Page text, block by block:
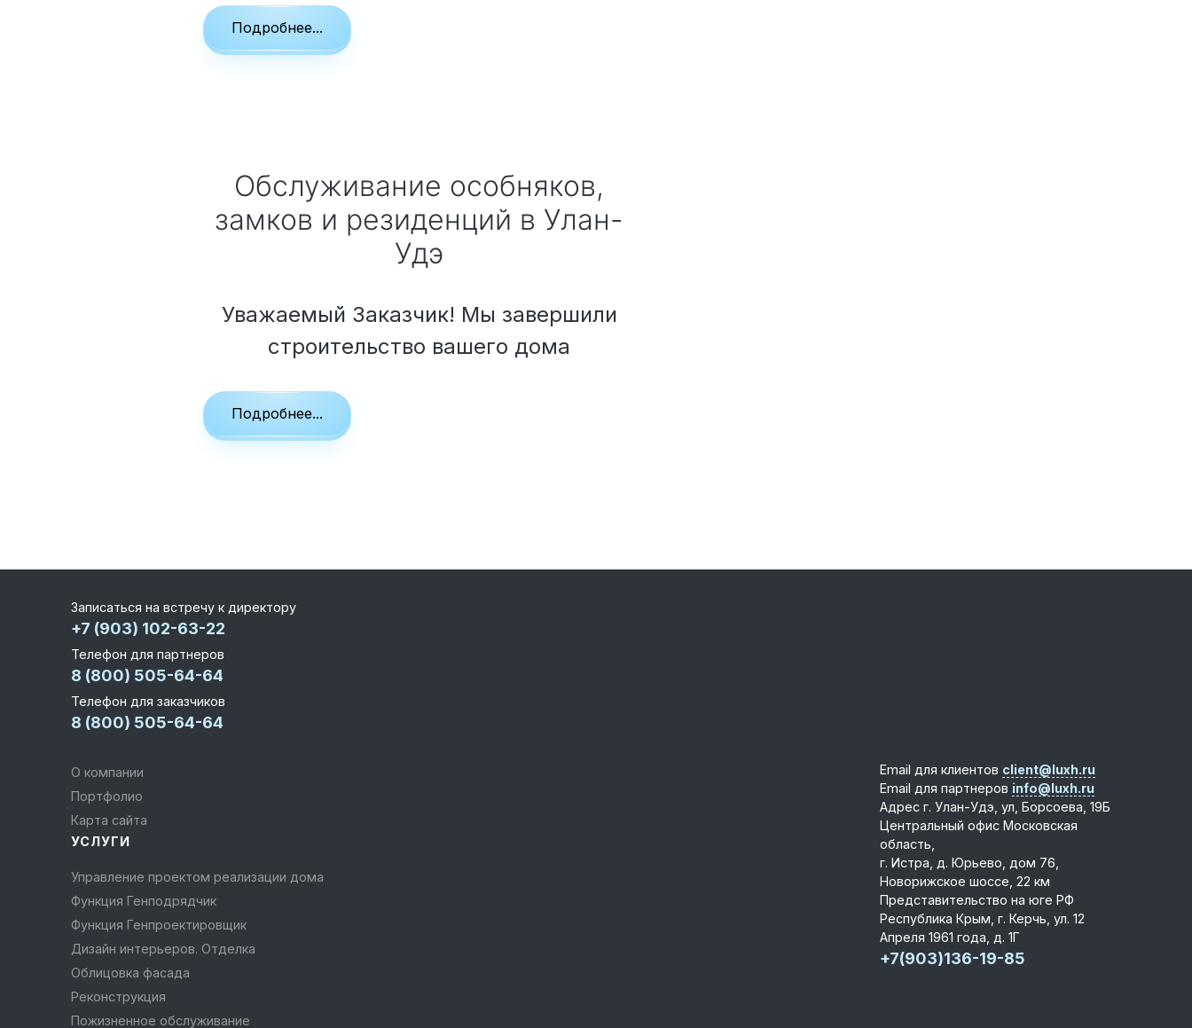
Подробнее...
Обслуживание особняков,
замков и резиденций в Улан-
Удэ
Уважаемый Заказчик! Мы завершили
строительство вашего дома
Подробнее...
Записаться на встречу к директору
+7 (903) 102-63-22
Телефон для партнеров
8 (800) 505-64-64
Телефон для заказчиков
8 (800) 505-64-64
О компании
Портфолио
Карта сайта
УСЛУГИ
Управление проектом реализации дома
Функция Генподрядчик
Функция Генпроектировщик
Дизайн интерьеров. Отделка
Облицовка фасада
Реконструкция
Пожизненное обслуживание
Email для клиентов client@luxh.ru
Email для партнеров info@luxh.ru
Адрес г. Улан-Удэ ул, Борсоева, 19Б
Центральный офис Московская
область,
г. Истра, д. Юрьево, дом 76,
Новорижское шоссе, 22 км
Представительство на юге РФ
Республика Крым, г. Керчь, ул. 12
Апреля 1961 года, д. 1Г
+7(903)136-19-85